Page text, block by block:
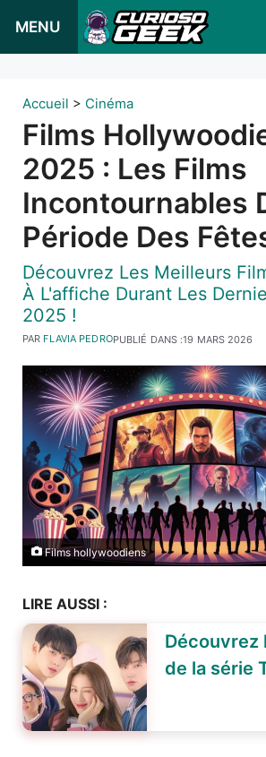
MENU
Accueil > Cinéma
Films
2025 : Les Films
Incontournables
Période Des
Découvrez Les Meilleurs
À L'affiche Durant Les
2025 !
PUBLIÉ DANS :19 MARS 2026
PAR FLAVIA PEDRO
Films hollywoodiens
LIRE AUSSI :
Découvrez
de la série